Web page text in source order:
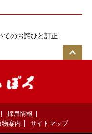
てのお詫びと訂正
採用情報
物案内 サイトマップ